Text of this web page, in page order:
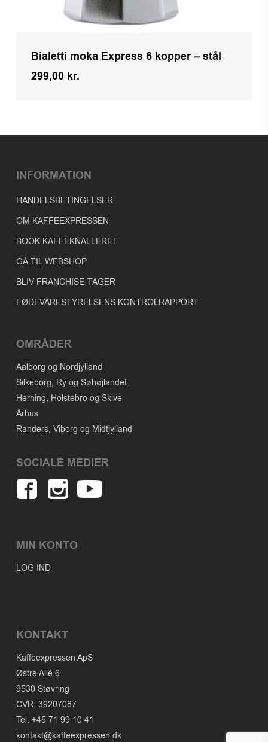
Bialetti moka Express 6 kopper – stål
299,00 kr.
INFORMATION
HANDELSBETINGELSER
OM KAFFEEXPRESSEN
BOOK KAFFEKNALLERET
GÅ TIL WEBSHOP
BLIV FRANCHISE-TAGER
FØDEVARESTYRELSENS KONTROLRAPPORT
OMRÅDER
Aalborg og Nordjylland
Silkeborg, Ry og Søhøjlandet
Herning, Holstebro og Skive
Århus
Randers, Viborg og Midtjylland
SOCIALE MEDIER
MIN KONTO
LOG IND
KONTAKT
Kaffeexpressen ApS
Østre Allé 6
9530 Støvring
CVR: 39207087
Tel. +45 71 99 10 41
kontakt@kaffeexpressen.dk